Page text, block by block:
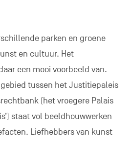
parken en groene
en cultuur. Het
een mooi voorbeeld van.
tussen het Justitiepaleis
(het vroegere Palais
staat vol beeldhouwwerken
Liefhebbers van kunst